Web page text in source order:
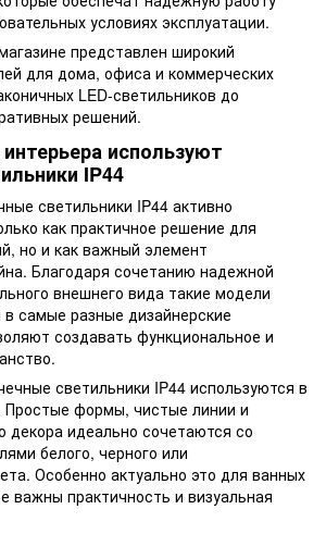
условиях эксплуатации.
представлен широкий
для дома, офиса и коммерческих
LED-светильников до
решений.
используют
IP44
светильники IP44 активно
как практичное решение для
но и как важный элемент
Благодаря сочетанию надежной
внешнего вида такие модели
самые разные дизайнерские
создавать функциональное и
светильники IP44 используются в
формы, чистые линии и
декора идеально сочетаются со
белого, черного или
Особенно актуально это для ванных
важны практичность и визуальная